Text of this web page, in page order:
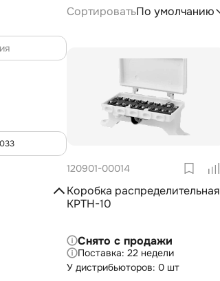
СортироватьПо умолчанию
120901-00014
Коробка распределительная
КРТН-10
Снято с продажи
22 недели
У дистрибьюторов: 0 шт